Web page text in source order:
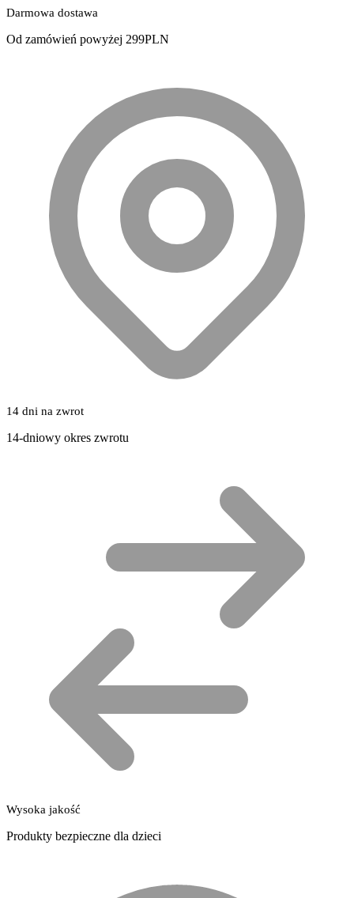
Darmowa dostawa
Od zamówień powyżej 299PLN
14 dni na zwrot
14-dniowy okres zwrotu
Wysoka jakość
Produkty bezpieczne dla dzieci